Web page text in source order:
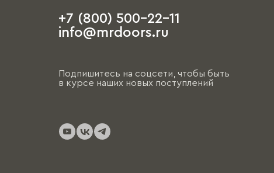
+7 (800) 500-22-11
info@mrdoors.ru
Подпишитесь на соцсети, чтобы быть
в курсе наших новых поступлений